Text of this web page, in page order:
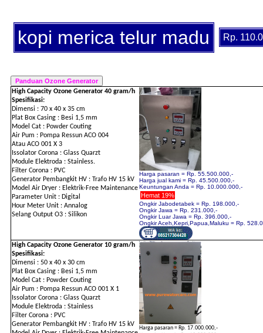
kopi merica telur madu Rp.
High Capacity Ozone Generator 40 gram/h
Spesifikasi:
Dimensi : 70 x 40 x 35 cm
Plat Box Casing : Besi 1,5 mm
Model Cat : Powder Couting
Air Pum : Pompa Ressun ACO 004
Atau ACO 001 X 3
Issolator Corona : Glass Quarzt
Module Elektroda : Stainless.
Filter Corona : PVC
Generator Pembangkit HV : Trafo HV 15 kV
Model Air Dryer : Elektrik-Free Maintenance
Parameter Unit : Digital
Hour Meter Unit : Annalog
Selang Output O3 : Silikon
Harga pasaran = Rp. 55.500.000,-
Harga jual kami = Rp. 45.500.000,-
Keuntungan Anda = Rp. 10.000.000,-
Hemat 19%
Ongkir Jabodetabek = Rp. 198.000,-
Ongkir Jawa = Rp. 231.000,-
Ongkir Luar Jawa = Rp. 396.000,-
Ongkir Aceh,Kepri,Papua,Maluku = Rp.
High Capacity Ozone Generator 10 gram/h
Spesifikasi:
Dimensi : 50 x 40 x 30 cm
Plat Box Casing : Besi 1,5 mm
Model Cat : Powder Couting
Air Pum : Pompa Ressun ACO 001 X 1
Issolator Corona : Glass Quarzt
Module Elektroda : Stainless
Filter Corona : PVC
Generator Pembangkit HV : Trafo HV 15 kV
Harga pasaran = Rp. 17.000.000,-